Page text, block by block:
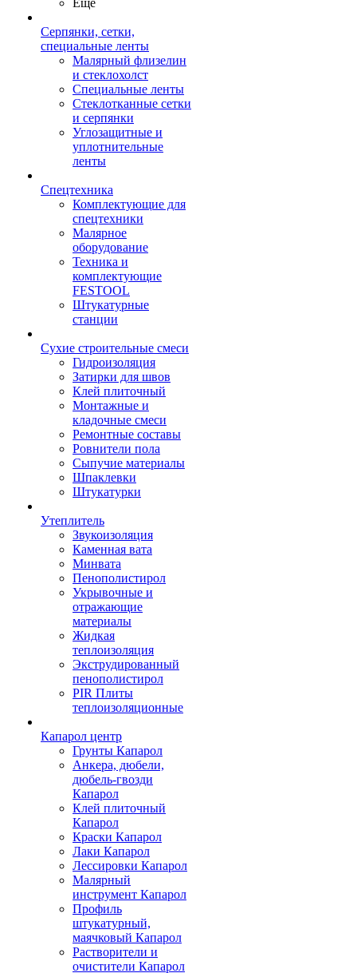
Ещё
Серпянки, сетки,
специальные ленты
Малярный флизелин
и стеклохолст
Специальные ленты
Стеклотканные сетки
и серпянки
Углозащитные и
уплотнительные
ленты
Спецтехника
Комплектующие для
спецтехники
Малярное
оборудование
Техника и
комплектующие
FESTOOL
Штукатурные
станции
Сухие строительные смеси
Гидроизоляция
Затирки для швов
Клей плиточный
Монтажные и
кладочные смеси
Ремонтные составы
Ровнители пола
Сыпучие материалы
Шпаклевки
Штукатурки
Утеплитель
Звукоизоляция
Каменная вата
Минвата
Пенополистирол
Укрывочные и
отражающие
материалы
Жидкая
теплоизоляция
Экструдированный
пенополистирол
PIR Плиты
теплоизоляционные
Капарол центр
Грунты Капарол
Анкера, дюбели,
дюбель-гвозди
Капарол
Клей плиточный
Капарол
Краски Капарол
Лаки Капарол
Лессировки Капарол
Малярный
инструмент Капарол
Профиль
штукатурный,
маячковый Капарол
Растворители и
очистители Капарол